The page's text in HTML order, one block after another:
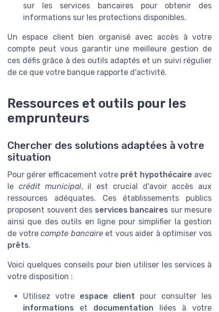
sur les services bancaires pour obtenir des
informations sur les protections disponibles.
Un espace client bien organisé avec accès à votre
compte peut vous garantir une meilleure gestion de
ces défis grâce à des outils adaptés et un suivi régulier
de ce que votre banque rapporte d'activité.
Ressources et outils pour les
emprunteurs
Chercher des solutions adaptées à votre
situation
Pour gérer efficacement votre prêt hypothécaire avec
le crédit municipal, il est crucial d'avoir accès aux
ressources adéquates. Ces établissements publics
proposent souvent des services bancaires sur mesure
ainsi que des outils en ligne pour simplifier la gestion
de votrecompte bancaireet vous aider à optimiser vos
prêts.
Voici quelques conseils pour bien utiliser les services à
votre disposition :
Utilisez votre espace client pour consulter les
informations et documentation liées à votre